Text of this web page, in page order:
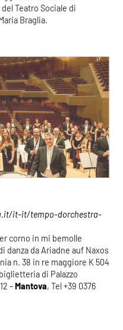
Teatro Sociale di
Braglia.
it-it/tempo-dorchestra-
corno in mi bemolle
danza da Ariadne auf Naxos
n. 38 in re maggiore K 504
di Palazzo
–Mantova, Tel +39 0376